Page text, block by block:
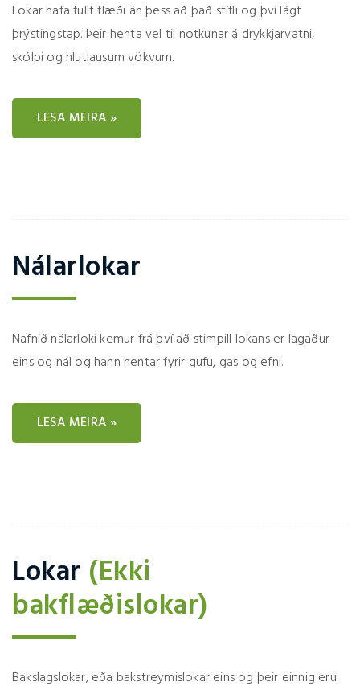
Lokar hafa fullt flæði án þess að það stífli og því lágt
þrýstingstap. Þeir henta vel til notkunar á drykkjarvatni,
skólpi og hlutlausum vökvum.
LESA MEIRA »
Nálarlokar
Nafnið nálarloki kemur frá því að stimpill lokans er lagaður
eins og nál og hann hentar fyrir gufu, gas og efni.
LESA MEIRA »
Lokar (Ekki
bakflæðislokar)
Bakslagslokar, eða bakstreymislokar eins og þeir einnig eru